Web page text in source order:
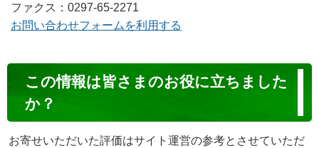
ファクス：0297-65-2271
お問い合わせフォームを利用する
ン
ン
この情報は皆さまのお役に立ちました
か？
お寄せいただいた評価はサイト運営の参考とさせていただ